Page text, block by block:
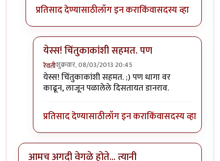
प्रतिसाद देण्यासाठीलॉग इन कराकिंवासदस्य व्हा
येस्स! चिंतुकाकांशी सहमत. पण
रेवतीशुक्रवार, 08/03/2013 20:45
In reply toरेवती .........byचिंतामणी
येस्स! चिंतुकाकांशी सहमत. ;) पण धागा वर
काढून, लाजून पळालेले दिसतायत डानराव.
प्रतिसाद देण्यासाठीलॉग इन कराकिंवासदस्य व्हा
आमच अगदी वेगळे होते... त्यानी